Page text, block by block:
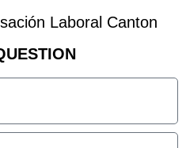
Laboral Canton